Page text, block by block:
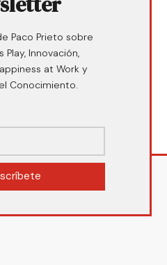
Paco Prieto sobre
Play, Innovación,
at Work y
Conocimiento.